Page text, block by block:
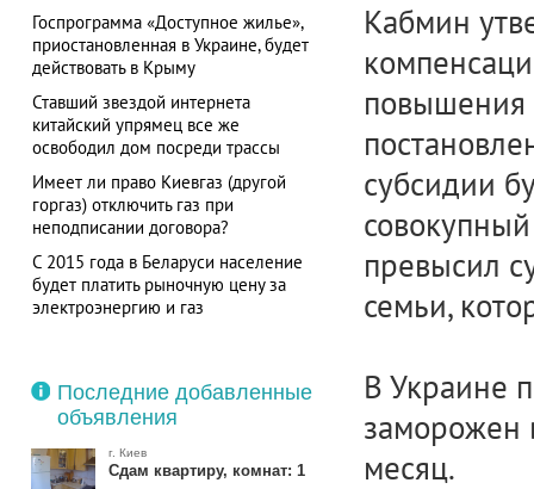
Госпрограмма «Доступное жилье»,
приостановленная в Украине, будет
действовать в Крыму
Ставший звездой интернета
китайский упрямец все же
освободил дом посреди трассы
Имеет ли право Киевгаз (другой
горгаз) отключить газ при
неподписании договора?
С 2015 года в Беларуси население
будет платить рыночную цену за
электроэнергию и газ
Последние добавленные
объявления
г. Киев
Сдам квартиру, комнат: 1
Кабмин
повышения
субсидии
превысил
семьи,
В Украине
заморожен
месяц.